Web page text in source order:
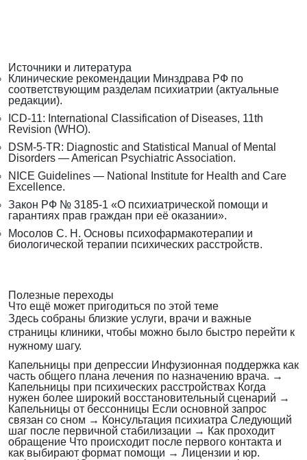
Источники и литература
Клинические рекомендации Минздрава РФ по
соответствующим разделам психиатрии (актуальные
редакции).
ICD-11: International Classification of Diseases, 11th
Revision (WHO).
DSM-5-TR: Diagnostic and Statistical Manual of Mental
Disorders — American Psychiatric Association.
NICE Guidelines — National Institute for Health and Care
Excellence.
Закон РФ № 3185-1 «О психиатрической помощи и
гарантиях прав граждан при её оказании».
Мосолов С. Н. Основы психофармакотерапии и
биологической терапии психических расстройств.
Полезные переходы
Что ещё может пригодиться по этой теме
Здесь собраны близкие услуги, врачи и важные
страницы клиники, чтобы можно было быстро перейти к
нужному шагу.
Капельницы при депрессии Инфузионная поддержка как
часть общего плана лечения по назначению врача. →
Капельницы при психических расстройствах Когда
нужен более широкий восстановительный сценарий →
Капельницы от бессонницы Если основной запрос
связан со сном → Консультация психиатра Следующий
шаг после первичной стабилизации → Как проходит
обращение Что происходит после первого контакта и
как выбирают формат помощи → Лицензии и юр.